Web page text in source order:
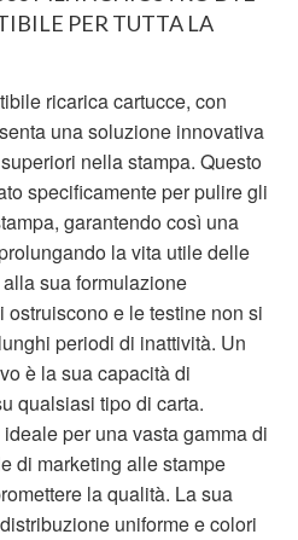
PER TUTTA LA
ricarica cartucce, con
una soluzione innovativa
nella stampa. Questo
specificamente per pulire gli
garantendo così una
la vita utile delle
sua formulazione
e le testine non si
periodi di inattività. Un
è la sua capacità di
qualsiasi tipo di carta.
per una vasta gamma di
di marketing alle stampe
la qualità. La sua
uniforme e colori